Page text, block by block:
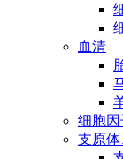
血清
细胞因
支原体